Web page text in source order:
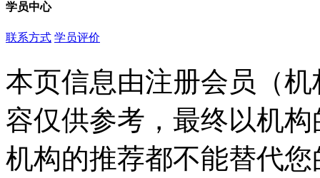
学员中心
联系方式 学员评价
本页信息由注册会员（
容仅供参考，最终以机
机构的推荐都不能替代